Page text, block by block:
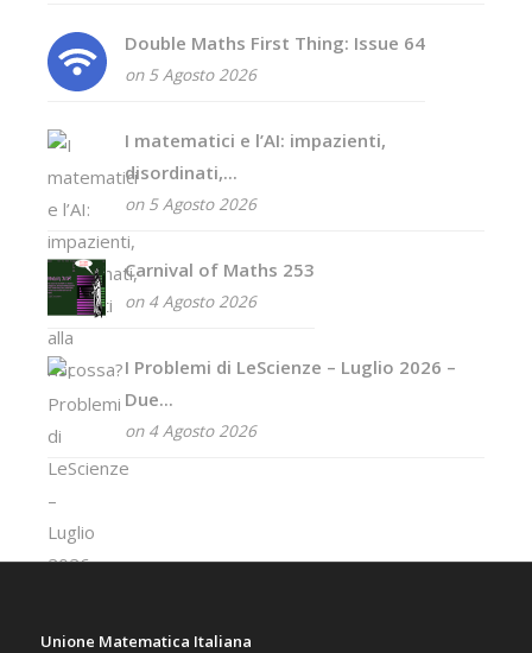
Double Maths First Thing: Issue 64
on 5 Agosto 2026
I matematici e l’AI: impazienti,
disordinati,...
on 5 Agosto 2026
Carnival of Maths 253
on 4 Agosto 2026
I Problemi di LeScienze – Luglio 2026 –
Due...
on 4 Agosto 2026
Unione Matematica Italiana